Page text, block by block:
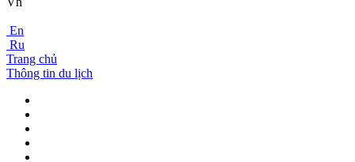
En
Ru
Trang chủ
Thông tin du lịch